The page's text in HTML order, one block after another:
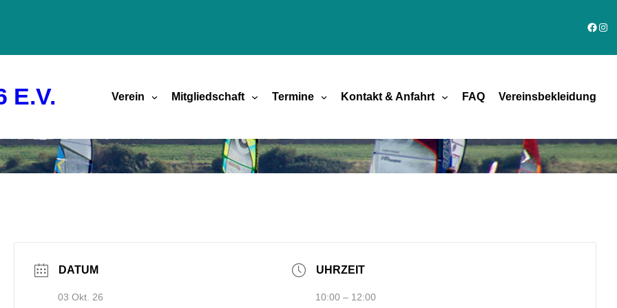
E.V. Verein Mitgliedschaft Termine Kontakt & Anfahrt FAQ Vereinsbekleidung
DATUM
03 Okt. 26
UHRZEIT
10:00 – 12:00